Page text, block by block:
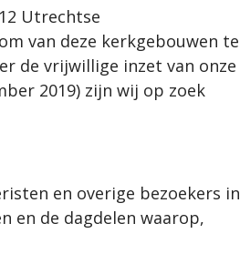
Utrechtse
van deze kerkgebouwen te
de vrijwillige inzet van onze
2019) zijn wij op zoek
en overige bezoekers in
en de dagdelen waarop,